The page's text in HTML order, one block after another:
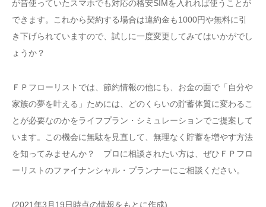
が昔使っていたスマホでも対応の格安SIMを入れれば使うことが
できます。これから契約する場合は違約金も1000円や無料に引
き下げられていますので、試しに一度変更してみてはいかがでし
ょうか？
ＦＰフローリストでは、節約情報の他にも、お金の面で「自分や
家族の夢を叶える」ためには、どのくらいの貯蓄体質に変わるこ
とが必要なのかをライフプラン・シミュレーションでご提案して
います。この機会に無駄を見直して、無理なく貯蓄を増やす方法
を知ってみませんか？ プロに相談されたい方は、ぜひＦＰフロ
ーリストのファイナンシャル・プランナーにご相談ください。
(2021年3月19日時点の情報をもとに作成)